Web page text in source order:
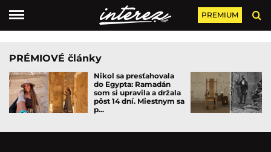
PREMIUM
PRÉMIOVÉ články
Nikol sa presťahovala
do Egypta: Ramadán
som si upravila a držala
pôst 14 dní. Miestnym sa
p...